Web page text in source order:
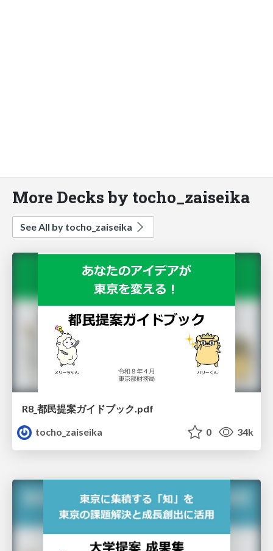
More Decks by tocho_zaiseika
See All by tocho_zaiseika
R8_都民提案ガイドブック.pdf
tocho_zaiseika
0 34k